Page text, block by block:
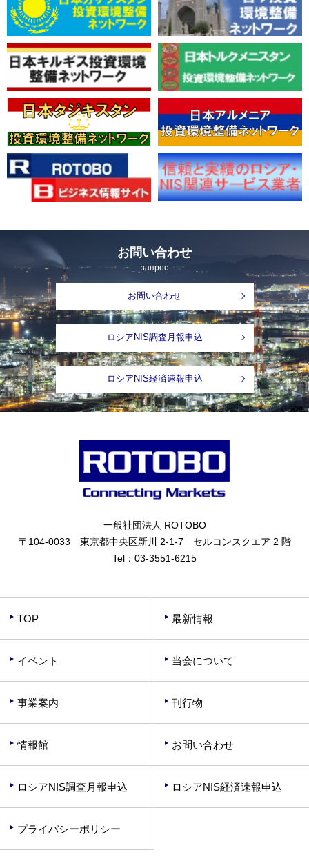
お問い合わせ
запрос
お問い合わせ
ロシアNIS調査月報申込
ロシアNIS経済速報申込
一般社団法人 ROTOBO
〒104-0033 東京都中央区新川 2-1-7 セルコンスクエア 2 階
Tel： 03-3551-6215
TOP 最新情報
イベント 当会について
事業案内 刊行物
情報館 お問い合わせ
ロシアNIS調査月報申込 ロシアNIS経済速報申込
プライバシーポリシー